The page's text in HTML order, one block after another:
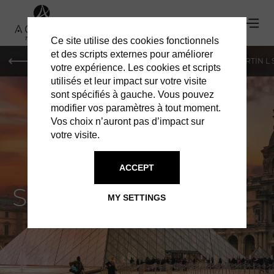
MONACO GENEVA ST-MARTIN
Select A City
Ce site utilise des cookies fonctionnels
et des scripts externes pour améliorer
votre expérience. Les cookies et scripts
utilisés et leur impact sur votre visite
sont spécifiés à gauche. Vous pouvez
modifier vos paramètres à tout moment.
Vos choix n’auront pas d’impact sur
votre visite.
MY SETTINGS
ACCEPT